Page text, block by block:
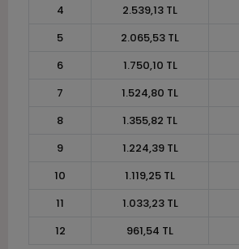
4
2.539,13 TL
5
2.065,53 TL
6
1.750,10 TL
7
1.524,80 TL
8
1.355,82 TL
9
1.224,39 TL
10
1.119,25 TL
11
1.033,23 TL
12
961,54 TL